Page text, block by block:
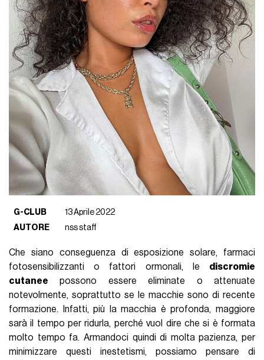
G-CLUB
13 Aprile 2022
AUTORE
nss staff
Che siano conseguenza di esposizione solare, farmaci
fotosensibilizzanti o fattori ormonali, le discromie
cutanee possono essere eliminate o attenuate
notevolmente, soprattutto se le macchie sono di recente
formazione. Infatti, più la macchia è profonda, maggiore
sarà il tempo per ridurla, perché vuol dire che si è formata
molto tempo fa. Armandoci quindi di molta pazienza, per
minimizzare questi inestetismi, possiamo pensare di